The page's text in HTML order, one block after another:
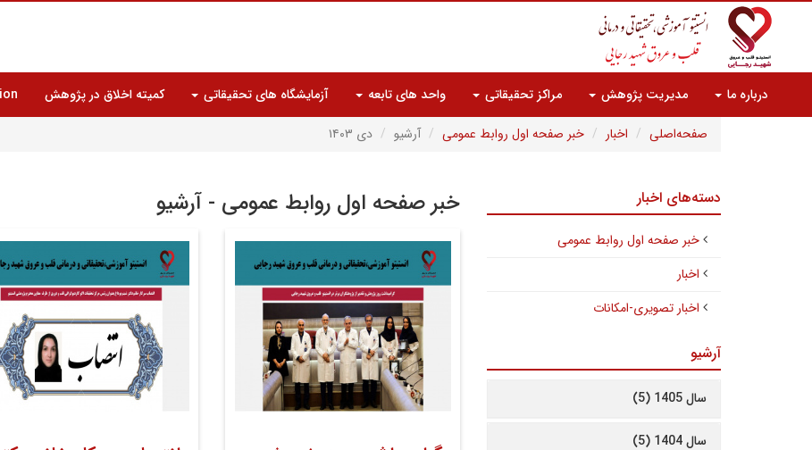
درباره ما مدیریت پژوهش مراکز تحقیقاتی واحد های تابعه آزمایشگاه های تحقیقاتی کمیته اخلاق در پژوهش
صفحه‌اصلی
اخبار خبر صفحه اول روابط عمومی آرشیو دی ۱۴۰۳
خبر صفحه اول روابط عمومی - آرشیو دسته‌های اخبار
خبر صفحه اول روابط عمومی
اخبار
اخبار تصویری-امکانات
آرشیو
سال 1405 (5)
سال 1404 (5)